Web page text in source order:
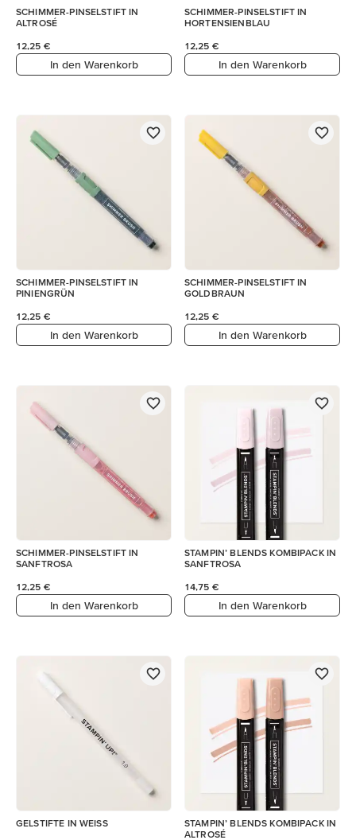
SCHIMMER-PINSELSTIFT IN
ALTROSÉ
12,25 €
In den Warenkorb
SCHIMMER-PINSELSTIFT IN
HORTENSIENBLAU
12,25 €
In den Warenkorb
SCHIMMER-PINSELSTIFT IN
PINIENGRÜN
12,25 €
In den Warenkorb
SCHIMMER-PINSELSTIFT IN
GOLDBRAUN
12,25 €
In den Warenkorb
SCHIMMER-PINSELSTIFT IN
SANFTROSA
12,25 €
In den Warenkorb
STAMPIN’ BLENDS KOMBIPACK IN
SANFTROSA
14,75 €
In den Warenkorb
GELSTIFTE IN WEISS
STAMPIN’ BLENDS KOMBIPACK IN
ALTROSÉ